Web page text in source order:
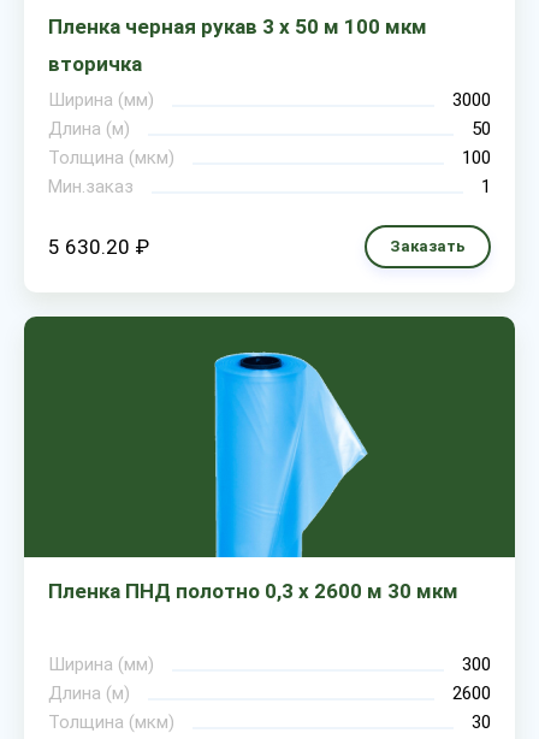
Пленка черная рукав 3 х 50 м 100 мкм
вторичка
Ширина (мм)
3000
Длина (м)
50
Толщина (мкм)
100
Мин.заказ
1
5 630.20 ₽ Заказать
Пленка ПНД полотно 0,3 х 2600 м 30 мкм
Ширина (мм)
300
Длина (м)
2600
Толщина (мкм)
30